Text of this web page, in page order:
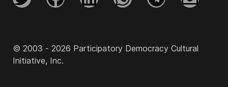
© 2003 - 2026 Participatory Democracy Cultural
Initiative, Inc.